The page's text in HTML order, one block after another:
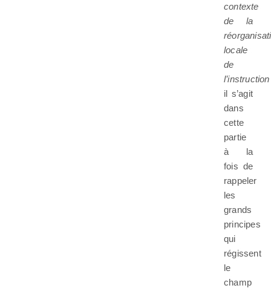
contexte
de la
locale
de
l’instruction
il s’agit
dans
cette
partie
à la
fois de
rappeler
les
grands
principes
qui
régissent
le
champ